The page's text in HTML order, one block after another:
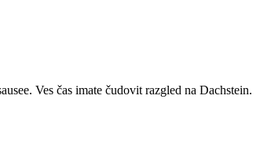
Ves čas imate čudovit razgled na Dachstein.